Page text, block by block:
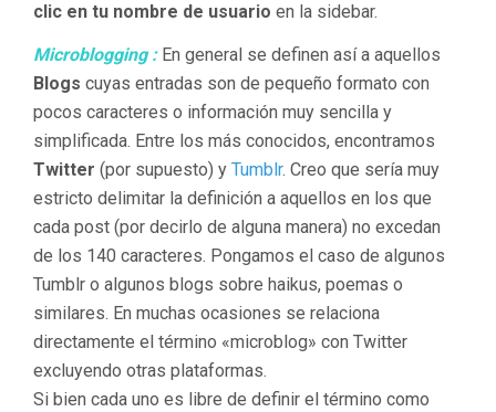
clic en tu nombre de usuario en la sidebar.
Microblogging :En general se definen así a aquellos
Blogs cuyas entradas son de pequeño formato con
pocos caracteres o información muy sencilla y
simplificada. Entre los más conocidos, encontramos
Twitter (por supuesto) y Tumblr. Creo que sería muy
estricto delimitar la definición a aquellos en los que
cada post (por decirlo de alguna manera) no excedan
de los 140 caracteres. Pongamos el caso de algunos
Tumblr o algunos blogs sobre haikus, poemas o
similares. En muchas ocasiones se relaciona
directamente el término «microblog» con Twitter
excluyendo otras plataformas.
Si bien cada uno es libre de definir el término como